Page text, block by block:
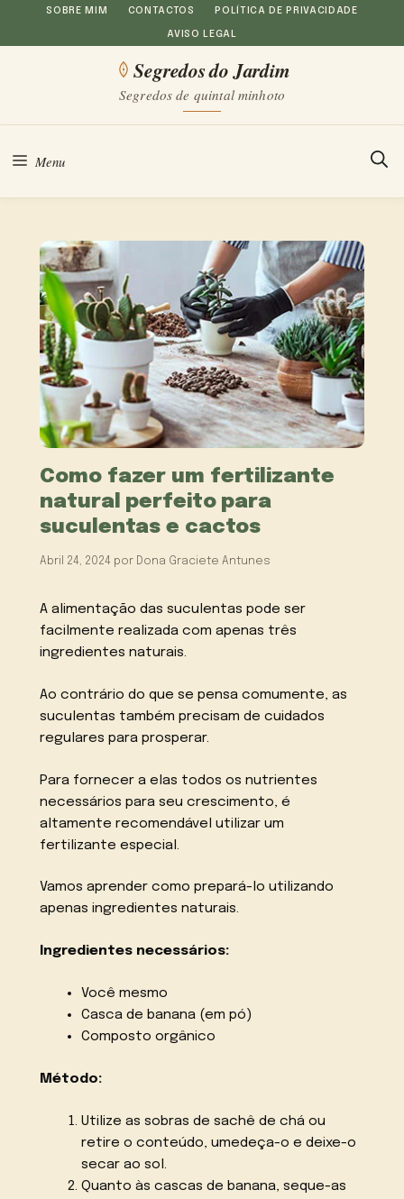
Saltar
para
SOBRE MIM CONTACTOS POLÍTICA DE PRIVACIDADE
AVISO LEGAL
Segredos do Jardim
Segredos de quintal minhoto
Menu
Como fazer um fertilizante
natural perfeito para
suculentas e cactos
Abril 24, 2024 por Dona Graciete Antunes
A alimentação das suculentas pode ser
facilmente realizada com apenas três
ingredientes naturais.
Ao contrário do que se pensa comumente, as
suculentas também precisam de cuidados
regulares para prosperar.
Para fornecer a elas todos os nutrientes
necessários para seu crescimento, é
altamente recomendável utilizar um
fertilizante especial.
Vamos aprender como prepará-lo utilizando
apenas ingredientes naturais.
Ingredientes necessários:
Você mesmo
Casca de banana (em pó)
Composto orgânico
Método:
Utilize as sobras de sachê de chá ou
retire o conteúdo, umedeça-o e deixe-o
secar ao sol.
Quanto às cascas de banana, seque-as